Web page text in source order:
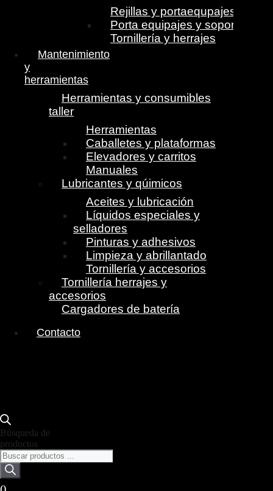
Rejillas y portaequpajes
Porta equipajes y soportes
Tornillería y herrajes
Mantenimiento
y
herramientas
Herramientas y consumibles
taller
Herramientas
Caballetes y plataformas
Elevadores y carritos
Manuales
Lubricantes y qúimicos
Aceites y lubricación
Líquidos especiales y
selladores
Pinturas y adhesivos
Limpieza y abrillantado
Tornillería y accesorios
Tornillería herrajes y
accesorios
Cargadores de batería
Contacto
Búsqueda de
productos